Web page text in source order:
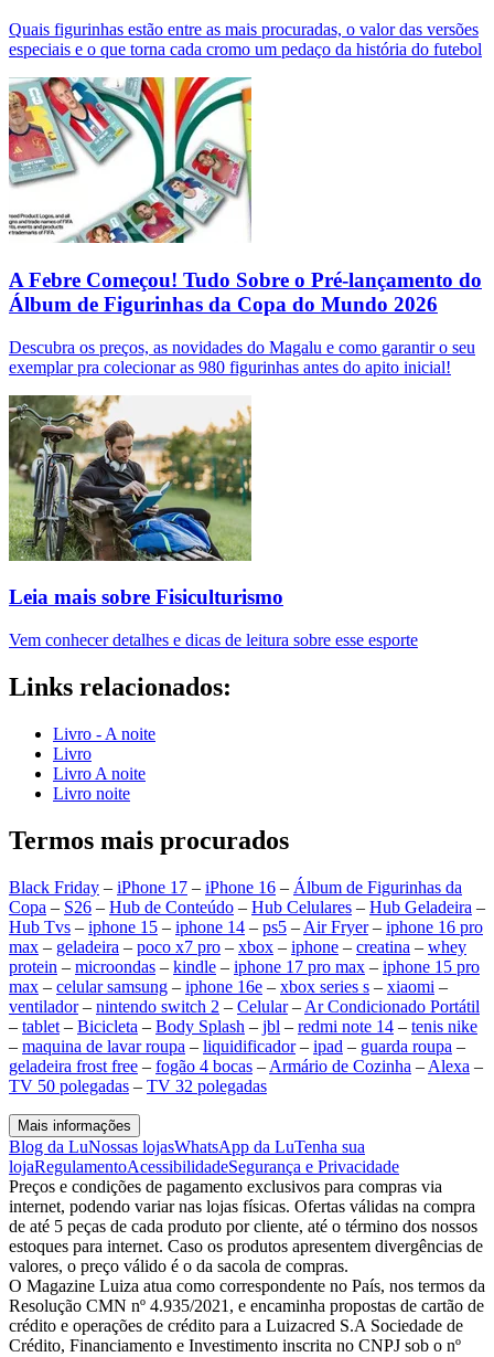
Quais figurinhas estão entre as mais procuradas, o valor das versões
especiais e o que torna cada cromo um pedaço da história do futebol
A Febre Começou! Tudo Sobre o Pré-lançamento do
Álbum de Figurinhas da Copa do Mundo 2026
Descubra os preços, as novidades do Magalu e como garantir o seu
exemplar pra colecionar as 980 figurinhas antes do apito inicial!
Leia mais sobre Fisiculturismo
Vem conhecer detalhes e dicas de leitura sobre esse esporte
Links relacionados:
Livro - A noite
Livro
Livro A noite
Livro noite
Termos mais procurados
Black Friday – iPhone 17 – iPhone 16 – Álbum de Figurinhas da
Copa – S26 – Hub de Conteúdo – Hub Celulares – Hub Geladeira –
Hub Tvs – iphone 15 – iphone 14 – ps5 – Air Fryer– iphone 16 pro
max – geladeira – poco x7 pro – xbox – iphone – creatina – whey
protein – microondas – kindle – iphone 17 pro max – iphone 15 pro
max – celular samsung – iphone 16e – xbox series s – xiaomi –
ventilador– nintendo switch 2 – Celular– Ar Condicionado Portátil
– tablet – Bicicleta – Body Splash – jbl – redmi note 14 – tenis nike
– maquina de lavar roupa – liquidificador– ipad – guarda roupa –
geladeira frost free – fogão 4 bocas – Armário de Cozinha – Alexa –
TV 50 polegadas – TV 32 polegadas
Mais informações
Blog da LuNossas lojasWhatsApp da LuTenha sua
lojaRegulamentoAcessibilidadeSegurança e Privacidade
Preços e condições de pagamento exclusivos para compras via
internet, podendo variar nas lojas físicas. Ofertas válidas na compra
de até 5 peças de cada produto por cliente, até o término dos nossos
estoques para internet. Caso os produtos apresentem divergências de
valores, o preço válido é o da sacola de compras.
O Magazine Luiza atua como correspondente no País, nos termos da
Resolução CMN nº 4.935/2021, e encaminha propostas de cartão de
crédito e operações de crédito para a Luizacred S.A Sociedade de
Crédito, Financiamento e Investimento inscrita no CNPJ sob o nº